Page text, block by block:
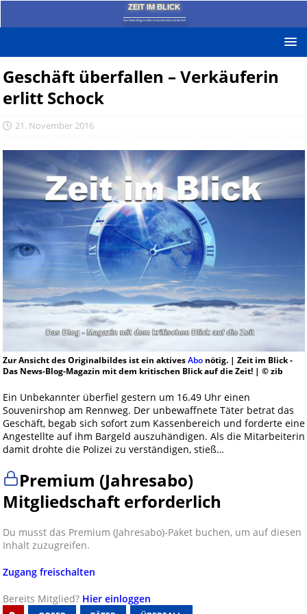
ZEIT IM BLICK
Das News-Blog mit dem kritischen Blick auf die Zeit!
Geschäft überfallen – Verkäuferin
erlitt Schock
21. November 2016
Zur Ansicht des Originalbildes ist ein aktivesAbonötig. | Zeit im Blick -
Das News-Blog-Magazin mit dem kritischen Blick auf die Zeit! | © zib
Ein Unbekannter überfiel gestern um 16.49 Uhr einen
Souvenirshop am Rennweg. Der unbewaffnete Täter betrat das
Geschäft, begab sich sofort zum Kassenbereich und forderte eine
Angestellte auf ihm Bargeld auszuhändigen. Als die Mitarbeiterin
damit drohte die Polizei zu verständigen, stieß…
Premium (Jahresabo)
Mitgliedschaft erforderlich
Du musst das Premium (Jahresabo)-Paket buchen, um auf diesen
Inhalt zuzugreifen.
Zugang freischalten
Bereits Mitglied? Hier einloggen